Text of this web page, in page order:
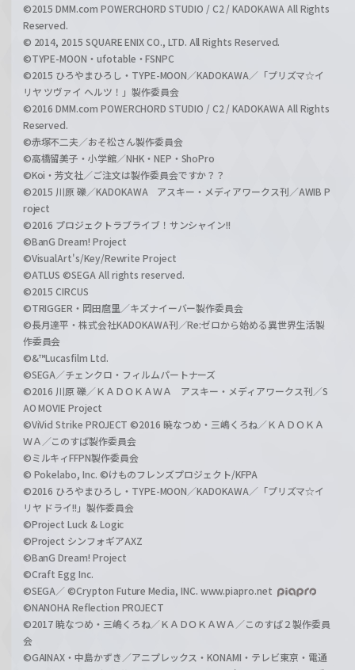
©2015 DMM.com POWERCHORD STUDIO / C2 / KADOKAWA All Rights
Reserved.
© 2014, 2015 SQUARE ENIX CO., LTD. All Rights Reserved.
©TYPE-MOON・ufotable・FSNPC
©2015 ひろやまひろし・TYPE-MOON／KADOKAWA／「プリズマ☆イ
リヤ ツヴァイ ヘルツ！」製作委員会
©2016 DMM.com POWERCHORD STUDIO / C2 / KADOKAWA All Rights
Reserved.
©赤塚不二夫／おそ松さん製作委員会
©高橋留美子・小学館／NHK・NEP・ShoPro
©Koi・芳文社／ご注文は製作委員会ですか？？
©2015 川原 礫／KADOKAWA アスキー・メディアワークス刊／AWIB P
roject
©2016 プロジェクトラブライブ！サンシャイン!!
©BanG Dream! Project
©VisualArt's/Key/Rewrite Project
©ATLUS ©SEGA All rights reserved.
©2015 CIRCUS
©TRIGGER・岡田麿里／キズナイーバー製作委員会
©長月達平・株式会社KADOKAWA刊／Re:ゼロから始める異世界生活製
作委員会
©&™Lucasfilm Ltd.
©SEGA／チェンクロ・フィルムパートナーズ
©2016 川原 礫／ＫＡＤＯＫＡＷＡ アスキー・メディアワークス刊／S
AO MOVIE Project
©ViVid Strike PROJECT ©2016 暁なつめ・三嶋くろね／ＫＡＤＯＫＡ
ＷＡ／このすば製作委員会
©ミルキィFFPN製作委員会
© Pokelabo, Inc. ©けものフレンズプロジェクト/KFPA
©2016 ひろやまひろし・TYPE-MOON／KADOKAWA／「プリズマ☆イ
リヤ ドライ!!」製作委員会
©Project Luck & Logic
©Project シンフォギアAXZ
©BanG Dream! Project
©Craft Egg Inc.
©SEGA／ ©Crypton Future Media, INC. www.piapro.net
©NANOHA Reflection PROJECT
©2017 暁なつめ・三嶋くろね／ＫＡＤＯＫＡＷＡ／このすば２製作委員
会
©GAINAX・中島かずき／アニプレックス・KONAMI・テレビ東京・電通